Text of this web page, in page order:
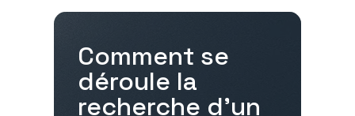
Comment se
déroule la
recherche d'un